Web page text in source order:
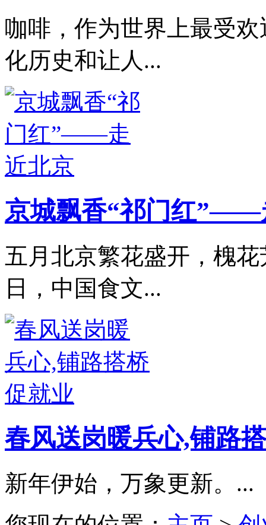
咖啡，作为世界上最受
化历史和让人...
京城飘香“祁门红”——
五月北京繁花盛开，槐
日，中国食文...
春风送岗暖兵心,铺路
新年伊始，万象更新。...